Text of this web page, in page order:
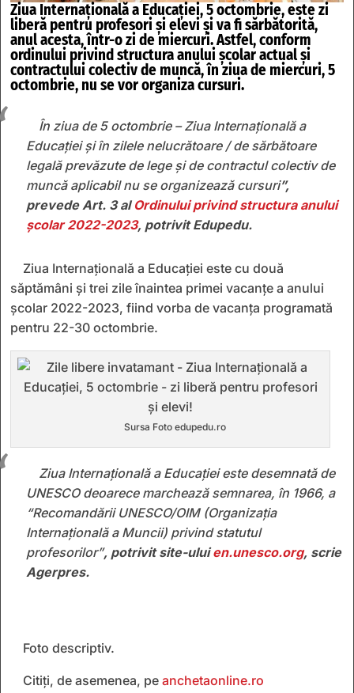
Ziua Internațională a Educației, 5 octombrie, este zi
liberă pentru profesori și elevi și va fi sărbătorită,
anul acesta, într-o zi de miercuri. Astfel, conform
ordinului privind structura anului școlar actual și
contractului colectiv de muncă, în ziua de miercuri, 5
octombrie, nu se vor organiza cursuri.
În ziua de 5 octombrie – Ziua Internațională a
Educației și în zilele nelucrătoare / de sărbătoare
legală prevăzute de lege și de contractul colectiv de
muncă aplicabil nu se organizează cursuri”,
prevede Art. 3 al Ordinului privind structura anului
școlar 2022-2023, potrivit Edupedu.
Ziua Internațională a Educației este cu două
săptămâni și trei zile înaintea primei vacanțe a anului
școlar 2022-2023, fiind vorba de vacanța programată
pentru 22-30 octombrie.
Sursa Foto edupedu.ro
Ziua Internațională a Educației este desemnată de
UNESCO deoarece marchează semnarea, în 1966, a
“Recomandării UNESCO/OIM (Organizaţia
Internaţională a Muncii) privind statutul
profesorilor”, potrivit site-uluien.unesco.org, scrie
Agerpres.
Foto descriptiv.
Citiți, de asemenea, pe anchetaonline.ro